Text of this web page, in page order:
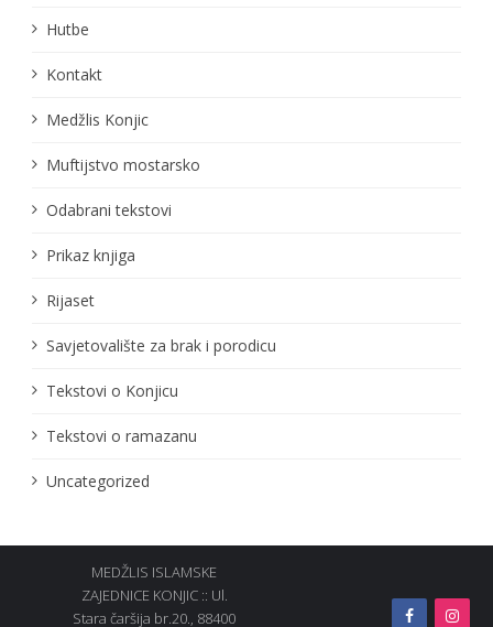
Hutbe
Kontakt
Medžlis Konjic
Muftijstvo mostarsko
Odabrani tekstovi
Prikaz knjiga
Rijaset
Savjetovalište za brak i porodicu
Tekstovi o Konjicu
Tekstovi o ramazanu
Uncategorized
MEDŽLIS ISLAMSKE
ZAJEDNICE KONJIC :: Ul.
Stara čaršija br.20., 88400